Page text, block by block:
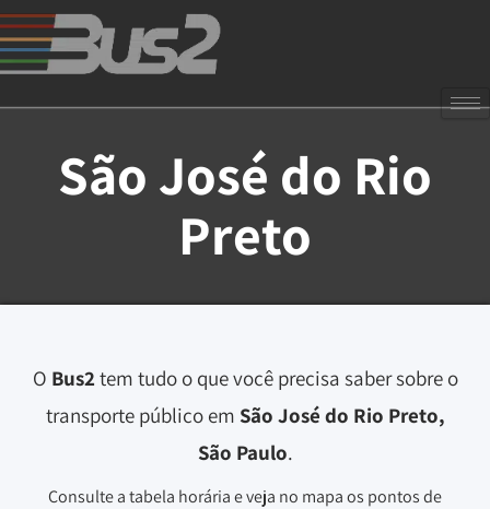
São José do Rio
Preto
O Bus2 tem tudo o que você precisa saber sobre o
transporte público em São José do Rio Preto,
São Paulo.
Consulte a tabela horária e veja no mapa os pontos de